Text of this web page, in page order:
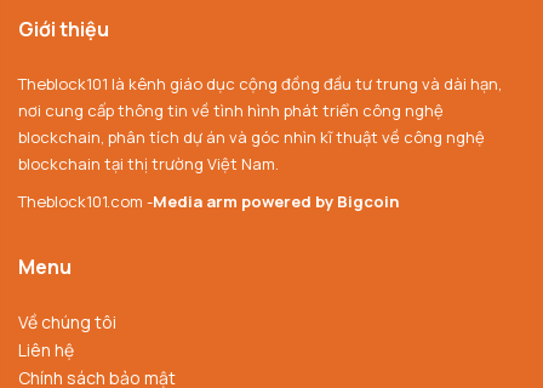
Giới thiệu
Theblock101 là kênh giáo dục cộng đồng đầu tư trung và dài hạn,
nơi cung cấp thông tin về tình hình phát triển công nghệ
blockchain, phân tích dự án và góc nhìn kĩ thuật về công nghệ
blockchain tại thị trường Việt Nam.
Theblock101.com -Media arm powered by Bigcoin
Menu
Về chúng tôi
Liên hệ
Chính sách bảo mật